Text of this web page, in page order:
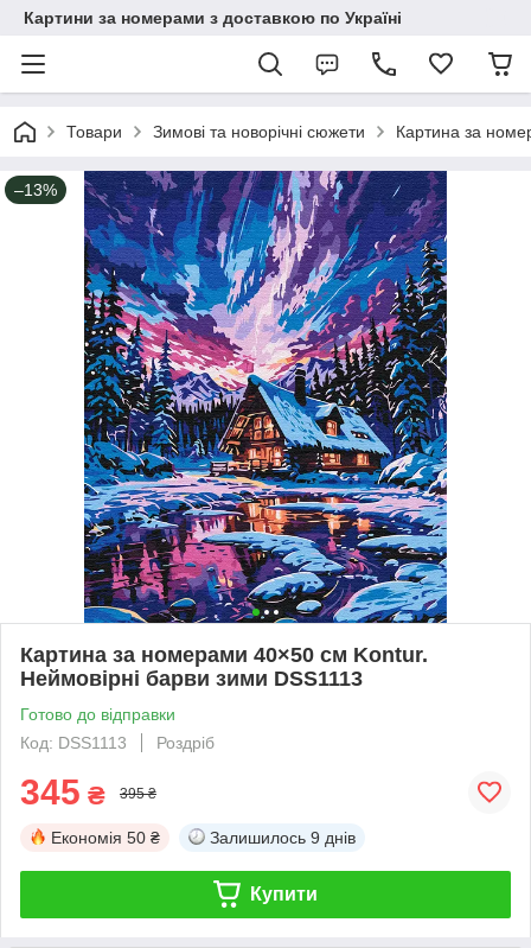
Картини за номерами з доставкою по Україні
Товари Зимові та новорічні сюжети Картина за
–13%
Картина за номерами 40×50 см Kontur.
Неймовірні барви зими DSS1113
Готово до відправки
Код: DSS1113
Роздріб
345 ₴ 395 ₴
Економія 50 ₴ Залишилось 9 днів
Купити